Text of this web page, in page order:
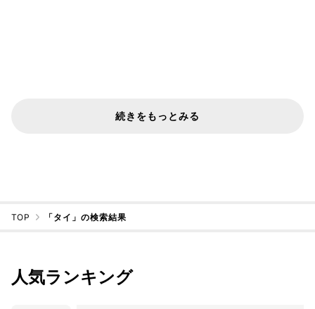
続きをもっとみる
TOP 「タイ」の検索結果
人気ランキング